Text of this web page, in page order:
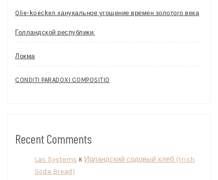
Olie-koecken ханукальное угощение времен золотого века
Голландской республики.
Локма
CONDITI PARADOXI COMPOSITIO
Recent Comments
Las Systems к Ирландский содовый хлеб (Irish
Soda Bread)